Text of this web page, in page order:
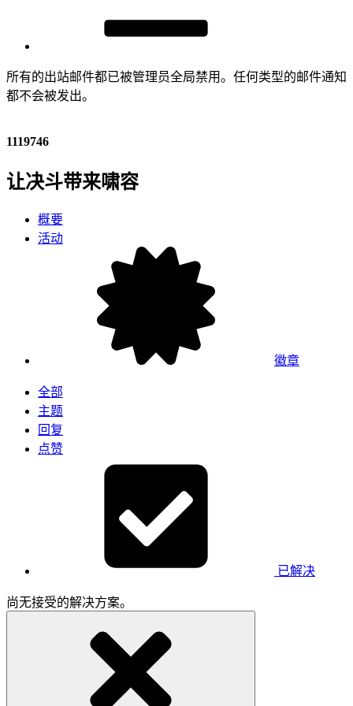
所有的出站邮件都已被管理员全局禁用。任何类型的邮件通知
都不会被发出。
1119746
让决斗带来啸容
概要
活动
徽章
全部
主题
回复
点赞
已解决
尚无接受的解决方案。